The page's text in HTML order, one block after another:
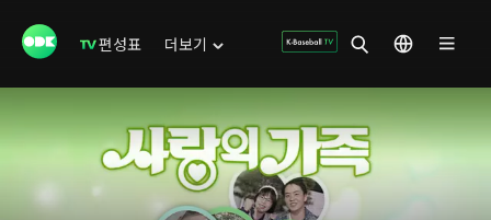
편성표 더보기